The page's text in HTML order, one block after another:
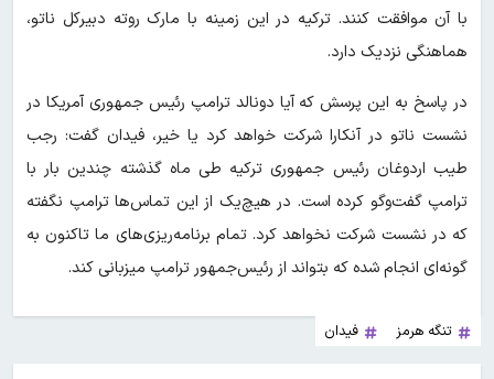
با آن موافقت کنند. ترکیه در این زمینه با مارک روته دبیرکل ناتو،
هماهنگی نزدیک دارد.
در پاسخ به این پرسش که آیا دونالد ترامپ رئیس جمهوری آمریکا در
نشست ناتو در آنکارا شرکت خواهد کرد یا خیر، فیدان گفت: رجب
طیب اردوغان رئیس جمهوری ترکیه طی ماه گذشته چندین بار با
ترامپ گفت‌وگو کرده است. در هیچ‌یک از این تماس‌ها ترامپ نگفته
که در نشست شرکت نخواهد کرد. تمام برنامه‌ریزی‌های ما تاکنون به
گونه‌ای انجام شده که بتواند از رئیس‌جمهور ترامپ میزبانی کند.
تنگه هرمز فیدان